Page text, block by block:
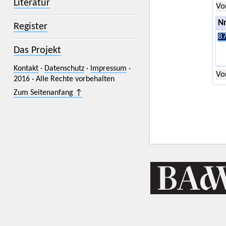
Literatur
Register
Das Projekt
Kontakt· Datenschutz· Impressum ·
2016 · Alle Rechte vorbehalten
Zum Seitenanfang ↑